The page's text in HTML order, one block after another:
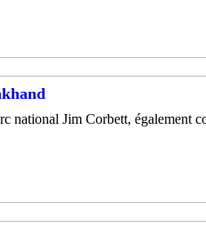
national Jim Corbett, également